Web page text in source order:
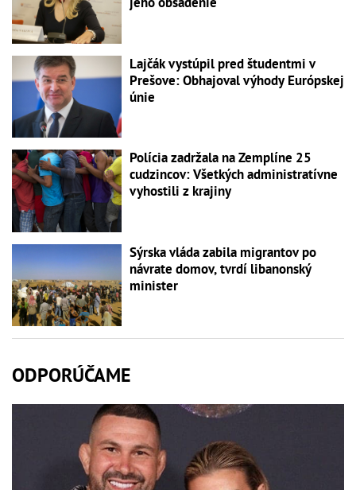
Lajčák vystúpil pred študentmi v
Prešove: Obhajoval výhody Európskej
únie
Polícia zadržala na Zemplíne 25
cudzincov: Všetkých administratívne
vyhostili z krajiny
Sýrska vláda zabila migrantov po
návrate domov, tvrdí libanonský
minister
ODPORÚČAME